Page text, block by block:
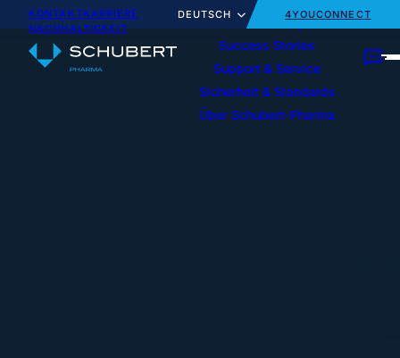
KONTAKTKARRIERE
NACHHALTIGKEIT
DEUTSCH 4YOUCONNECT
Spritzen
Unsere Lösungen
Kartonierer
Success Stories
Support & Service
Service-Portfolio
Sicherheit & Standards
Über Schubert-Pharma
Team & Expertise